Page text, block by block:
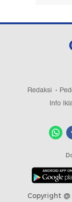
Redaksi
Info
Copyright